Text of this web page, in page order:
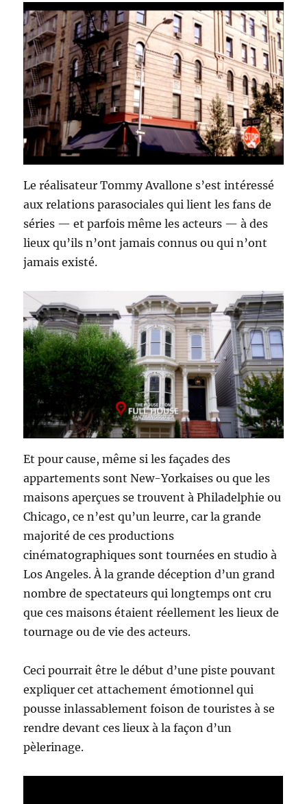
Le réalisateur Tommy Avallone s’est intéressé
aux relations parasociales qui lient les fans de
séries — et parfois même les acteurs — à des
lieux qu’ils n’ont jamais connus ou qui n’ont
jamais existé.
Et pour cause, même si les façades des
appartements sont New-Yorkaises ou que les
maisons aperçues se trouvent à Philadelphie ou
Chicago, ce n’est qu’un leurre, car la grande
majorité de ces productions
cinématographiques sont tournées en studio à
Los Angeles. À la grande déception d’un grand
nombre de spectateurs qui longtemps ont cru
que ces maisons étaient réellement les lieux de
tournage ou de vie des acteurs.
Ceci pourrait être le début d’une piste pouvant
expliquer cet attachement émotionnel qui
pousse inlassablement foison de touristes à se
rendre devant ces lieux à la façon d’un
pèlerinage.